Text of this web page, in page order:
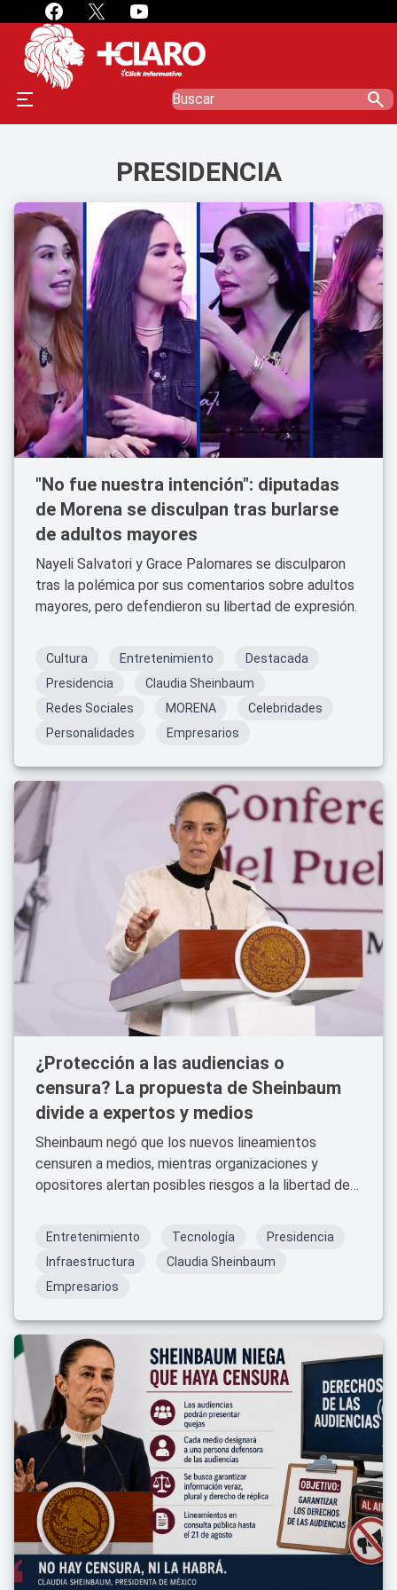
search
PRESIDENCIA
"No fue nuestra intención": diputadas
de Morena se disculpan tras burlarse
de adultos mayores
Nayeli Salvatori y Grace Palomares se disculparon
tras la polémica por sus comentarios sobre adultos
mayores, pero defendieron su libertad de expresión.
Cultura Entretenimiento
Destacada
Presidencia
Claudia Sheinbaum
Redes Sociales
MORENA
Celebridades
Personalidades
Empresarios
¿Protección a las audiencias o
censura? La propuesta de Sheinbaum
divide a expertos y medios
Sheinbaum negó que los nuevos lineamientos
censuren a medios, mientras organizaciones y
opositores alertan posibles riesgos a la libertad de
Entretenimiento Tecnología
Presidencia
Infraestructura
Claudia Sheinbaum
Empresarios